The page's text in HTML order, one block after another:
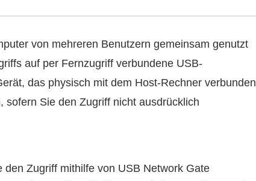
von mehreren Benutzern gemeinsam genutzt
auf per Fernzugriff verbundene USB-
das physisch mit dem Host-Rechner verbunden
Sie den Zugriff nicht ausdrücklich
Zugriff mithilfe von USB Network Gate